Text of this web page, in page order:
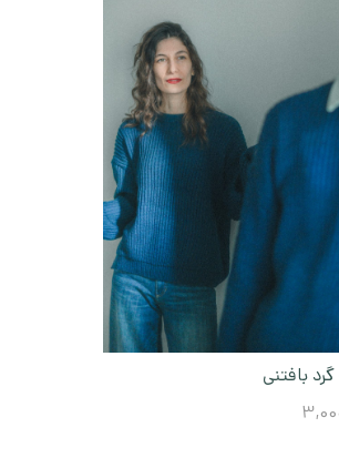
بافتنی